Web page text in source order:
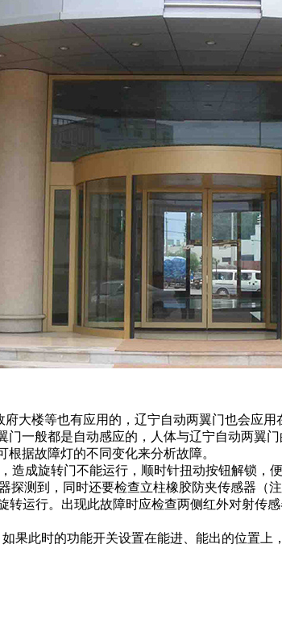
大楼等也有应用的，辽宁自动两翼门也会应
门一般都是自动感应的，人体与辽宁自动两翼
根据故障灯的不同变化来分析故障。
成旋转门不能运行，顺时针扭动按钮解锁，便
测到，同时还要检查立柱橡胶防夹传感器（
转运行。出现此故障时应检查两侧红外对射传
果此时的功能开关设置在能进、能出的位置